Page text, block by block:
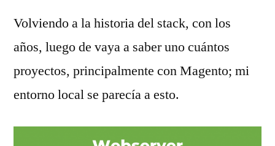
Volviendo a la historia del stack, con los
años, luego de vaya a saber uno cuántos
proyectos, principalmente con Magento; mi
entorno local se parecía a esto.